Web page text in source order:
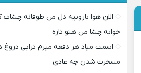
الان هوا بارونیه دل من طوفانه چشات
خوابه چشا من هنو تاره –
اسمت میاد هر دفعه میرم تراپی دروغ‌
مسخرت شدن چه عادی –